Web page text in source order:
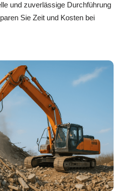
und zuverlässige Durchführung
Sie Zeit und Kosten bei